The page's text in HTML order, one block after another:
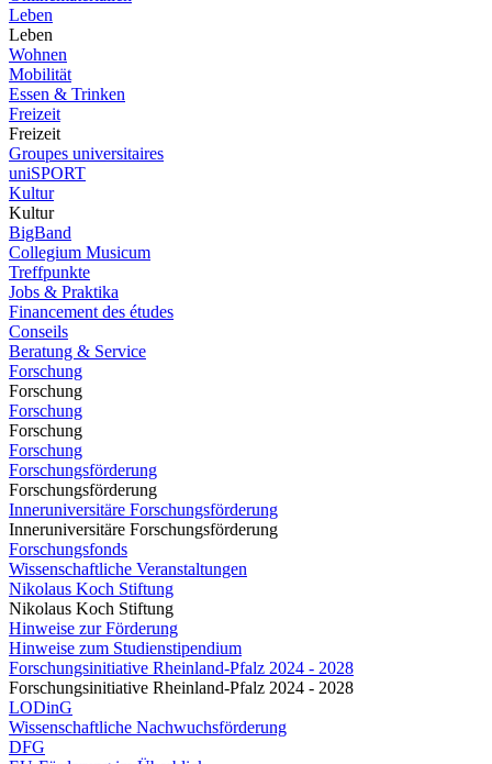
Leben
Leben
Wohnen
Mobilität
Essen & Trinken
Freizeit
Freizeit
Groupes universitaires
uniSPORT
Kultur
Kultur
BigBand
Collegium Musicum
Treffpunkte
Jobs & Praktika
Financement des études
Conseils
Beratung & Service
Forschung
Forschung
Forschung
Forschung
Forschung
Forschungsförderung
Forschungsförderung
Inneruniversitäre Forschungsförderung
Inneruniversitäre Forschungsförderung
Forschungsfonds
Wissenschaftliche Veranstaltungen
Nikolaus Koch Stiftung
Nikolaus Koch Stiftung
Hinweise zur Förderung
Hinweise zum Studienstipendium
Forschungsinitiative Rheinland-Pfalz 2024 - 2028
Forschungsinitiative Rheinland-Pfalz 2024 - 2028
LODinG
Wissenschaftliche Nachwuchsförderung
DFG